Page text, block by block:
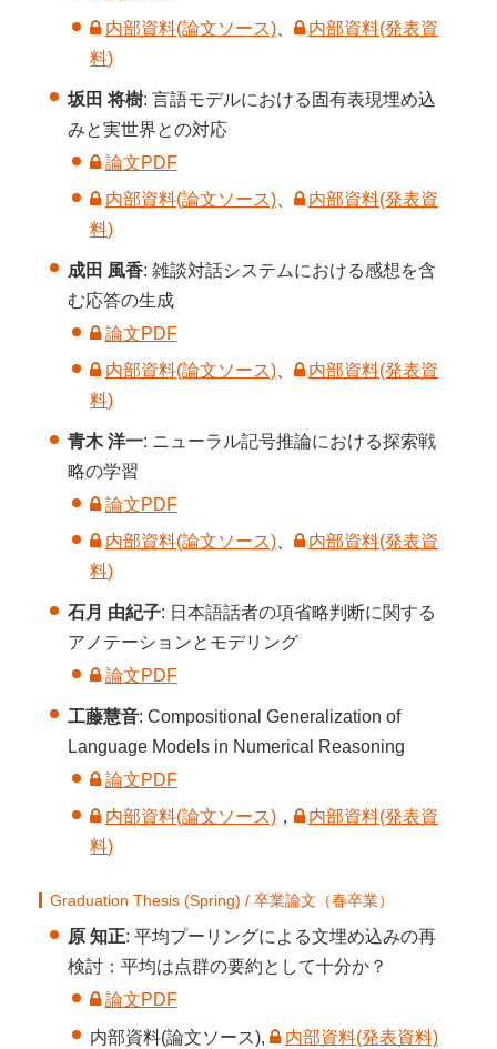
内部資料(論文ソース)、
内部資料(発表資
料)
坂田 将樹: 言語モデルにおける固有表現埋め込
みと実世界との対応
論文PDF
内部資料(論文ソース)、
内部資料(発表資
料)
成田 風香: 雑談対話システムにおける感想を含
む応答の生成
論文PDF
内部資料(論文ソース)、
内部資料(発表資
料)
青木 洋一: ニューラル記号推論における探索戦
略の学習
論文PDF
内部資料(論文ソース)、
内部資料(発表資
料)
石月 由紀子: 日本語話者の項省略判断に関する
アノテーションとモデリング
論文PDF
工藤慧音: Compositional Generalization of
Language Models in Numerical Reasoning
論文PDF
内部資料(論文ソース)，
内部資料(発表資
料)
Graduation Thesis (Spring) / 卒業論文（春卒業）
原 知正: 平均プーリングによる文埋め込みの再
検討：平均は点群の要約として十分か？
論文PDF
内部資料(論文ソース),
内部資料(発表資料)